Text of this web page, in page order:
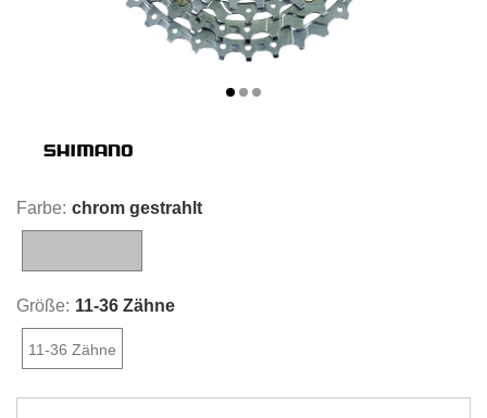
Farbe: chrom gestrahlt
Größe: 11-36 Zähne
11-36 Zähne